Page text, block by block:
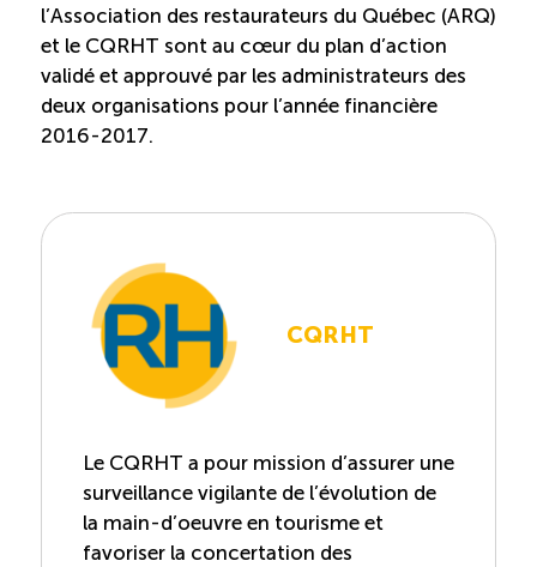
l’Association des restaurateurs du Québec (ARQ)
et le CQRHT sont au cœur du plan d’action
validé et approuvé par les administrateurs des
deux organisations pour l’année financière
2016-2017.
CQRHT
Le CQRHT a pour mission d’assurer une
surveillance vigilante de l’évolution de
la main-d’oeuvre en tourisme et
favoriser la concertation des